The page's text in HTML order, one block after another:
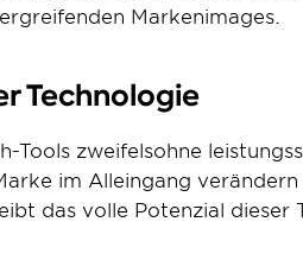
Markenimages.
Technologie
Tools zweifelsohne
im Alleingang
das volle Potenzial dieser